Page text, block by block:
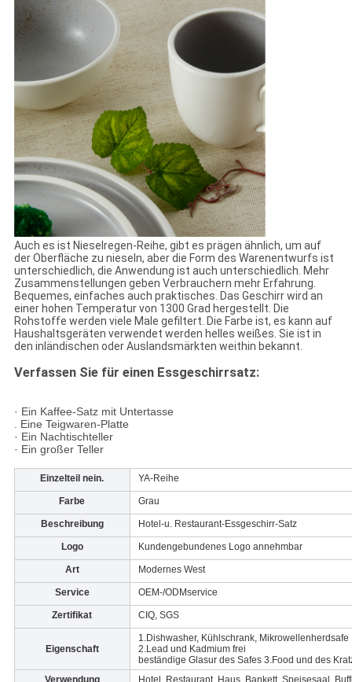
Auch es ist Nieselregen-Reihe, gibt es prägen ähnlich, um auf
der Oberfläche zu nieseln, aber die Form des Warenentwurfs ist
unterschiedlich, die Anwendung ist auch unterschiedlich. Mehr
Zusammenstellungen geben Verbrauchern mehr Erfahrung.
Bequemes, einfaches auch praktisches. Das Geschirr wird an
einer hohen Temperatur von 1300 Grad hergestellt. Die
Rohstoffe werden viele Male gefiltert. Die Farbe ist, es kann auf
Haushaltsgeräten verwendet werden helles weißes. Sie ist in
den inländischen oder Auslandsmärkten weithin bekannt.
Verfassen Sie für einen Essgeschirrsatz:
· Ein Kaffee-Satz mit Untertasse
. Eine Teigwaren-Platte
· Ein Nachtischteller
· Ein großer Teller
Einzelteil nein. YA-Reihe
Farbe Grau
Beschreibung Hotel-u. Restaurant-Essgeschirr-Satz
Logo Kundengebundenes Logo annehmbar
Art Modernes West
Service OEM-/ODMservice
Zertifikat CIQ, SGS
Eigenschaft
1.Dishwasher, Kühlschrank, Mikrowellenherdsafe
2.Lead und Kadmium frei
beständige Glasur des Safes 3.Food und des
Verwendung
Hotel, Restaurant, Haus, Bankett, Speisesaal,